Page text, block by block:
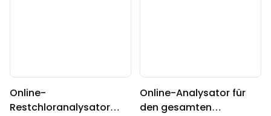
Online-
Restchloranalysator
Online-Analysator für
den gesamten